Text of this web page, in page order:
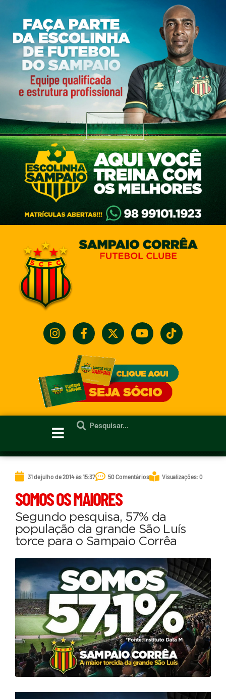
31 de julho de 2014 às 15:37 50 Comentários Visualizações: 0
SOMOS OS MAIORES
Segundo pesquisa, 57% da
população da grande São Luís
torce para o Sampaio Corrêa